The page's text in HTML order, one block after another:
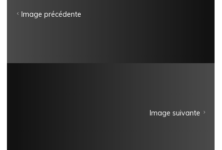
Image précédente
Image suivante